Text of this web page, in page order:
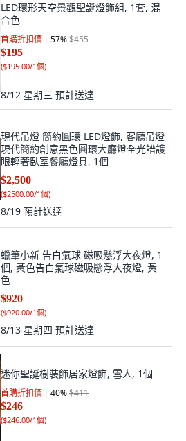
LED環形天空景觀聖誕燈飾組, 1套, 混
合色
首購折扣價 57%$455
$195
($195.00/1個)
8/12 星期三 預計送達
現代吊燈 簡約圓環 LED燈飾, 客廳吊燈
現代簡約創意黑色圓環大廳燈全光譜護
眼輕奢臥室餐廳燈具, 1個
$2,500
($2500.00/1個)
8/19 預計送達
蠟筆小新 告白氣球 磁吸懸浮大夜燈, 1
個, 黃色告白氣球磁吸懸浮大夜燈, 黃
色
$920
($920.00/1個)
8/13 星期四 預計送達
迷你聖誕樹裝飾居家燈飾, 雪人, 1個
首購折扣價 40%$411
$246
($246.00/1個)